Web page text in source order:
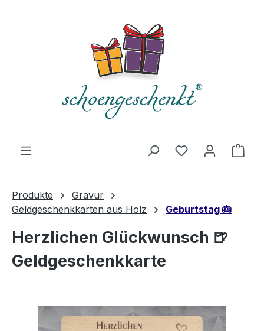
Du hast 0
Produkte
Gravur
Geldgeschenkkarten aus Holz
Geburtstag 🎂
Herzlichen Glückwunsch 🍺
Geldgeschenkkarte
Bildergalerie überspringen